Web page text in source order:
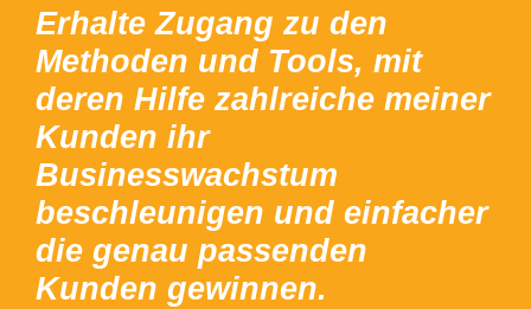
Erhalte Zugang zu den
Methoden und Tools, mit
deren Hilfe zahlreiche meiner
Kunden ihr
Businesswachstum
beschleunigen und einfacher
die genau passenden
Kunden gewinnen.